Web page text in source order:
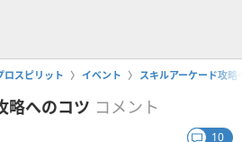
ロスピリット イベント スキルアーケード攻略
略へのコツ コメント
10